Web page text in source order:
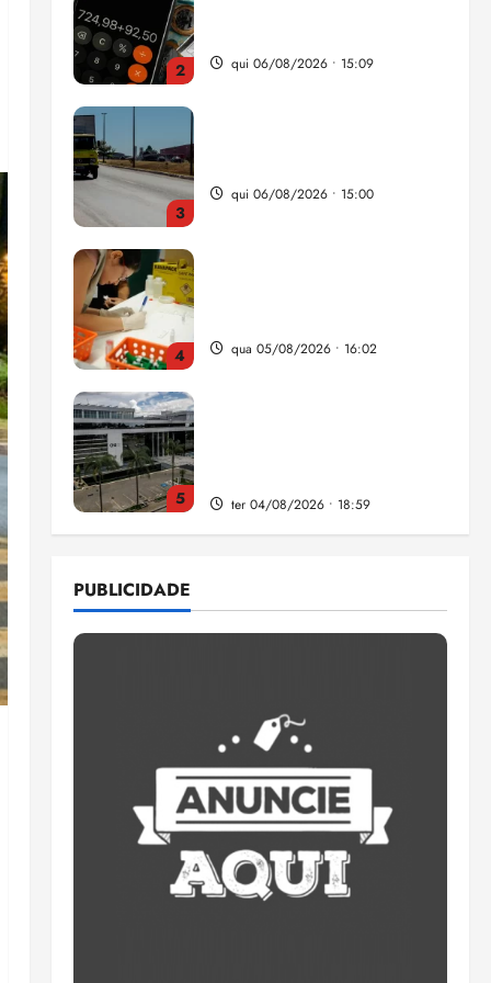
2 qui 06/08/2026 • 15:09
3
qui 06/08/2026 • 15:00
4 qua 05/08/2026 • 16:02
5 ter 04/08/2026 • 18:59
participação
qui 06/08/2026 • 15:18
2
da renda é comprometida
com dívidas
qui 06/08/2026 • 15:09
Entenda o que muda com a
nova Lei do Frete
qui 06/08/2026 • 15:00
PUBLICIDADE